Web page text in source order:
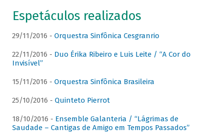
Espetáculos realizados
29/11/2016 - Orquestra Sinfônica Cesgranrio
22/11/2016 - Duo Érika Ribeiro e Luis Leite / “A Cor do
Invisível”
15/11/2016 - Orquestra Sinfônica Brasileira
25/10/2016 - Quinteto Pierrot
18/10/2016 - Ensemble Galanteria / “Lágrimas de
Saudade – Cantigas de Amigo em Tempos Passados”